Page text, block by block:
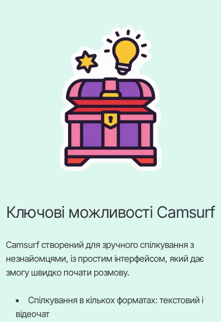
Ключові можливості Camsurf
Camsurf створений для зручного спілкування з
незнайомцями, із простим інтерфейсом, який дає
змогу швидко почати розмову.
Спілкування в кількох форматах: текстовий і
відеочат